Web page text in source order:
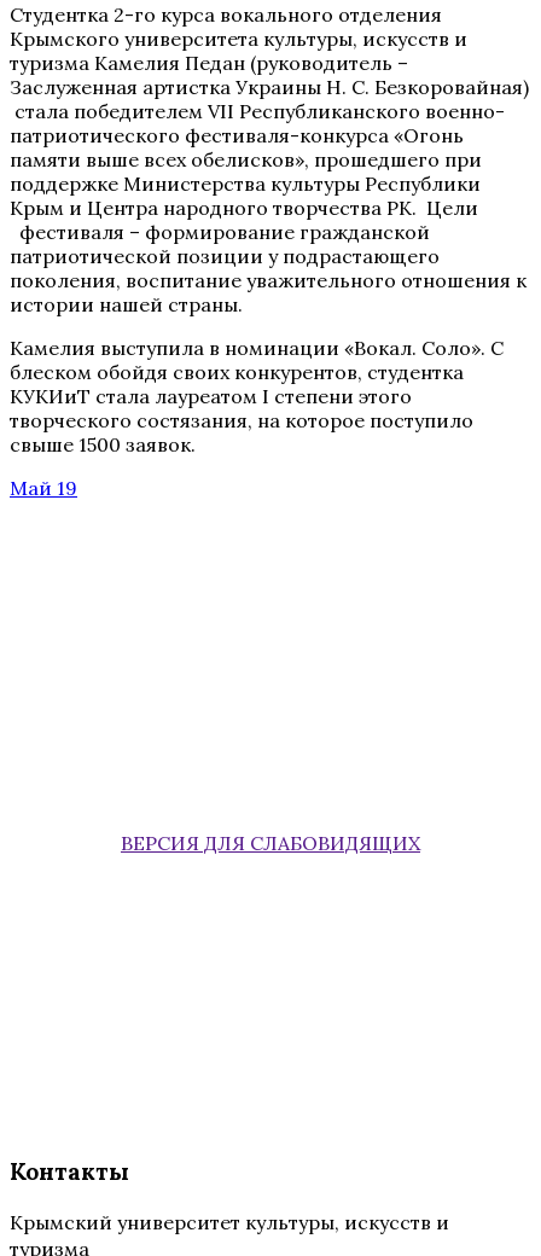
Студентка 2-го курса вокального отделения
Крымского университета культуры, искусств и
туризма Камелия Педан (руководитель –
Заслуженная артистка Украины Н. С. Безкоровайная)
стала победителем VII Республиканского военно-
патриотического фестиваля-конкурса «Огонь
памяти выше всех обелисков», прошедшего при
поддержке Министерства культуры Республики
Крым и Центра народного творчества РК. Цели
фестиваля – формирование гражданской
патриотической позиции у подрастающего
поколения, воспитание уважительного отношения к
истории нашей страны.
Камелия выступила в номинации «Вокал. Соло». С
блеском обойдя своих конкурентов, студентка
КУКИиТ стала лауреатом I степени этого
творческого состязания, на которое поступило
свыше 1500 заявок.
Май 19
ВЕРСИЯ ДЛЯ СЛАБОВИДЯЩИХ
Контакты
Крымский университет культуры, искусств и
туризма